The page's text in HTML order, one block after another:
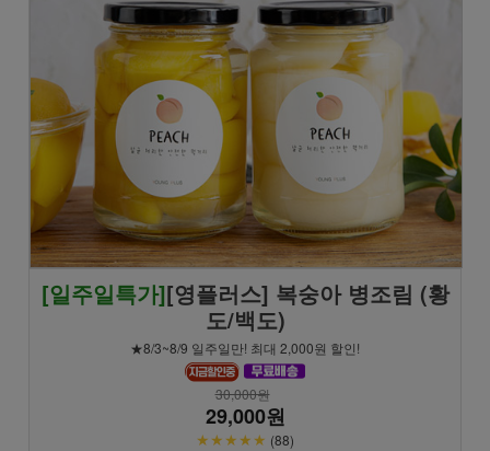
[일주일특가][영플러스] 복숭아 병조림 (황
도/백도)
★8/3~8/9 일주일만! 최대 2,000원 할인!
30,000원
29,000원
★★★★★ (88)